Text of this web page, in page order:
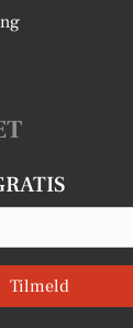
Tilmeld